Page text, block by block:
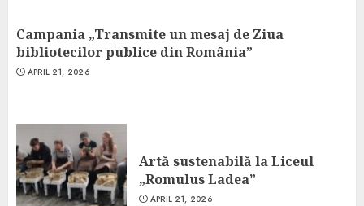
Campania „Transmite un mesaj de Ziua
bibliotecilor publice din România”
APRIL 21, 2026
Artă sustenabilă la Liceul
„Romulus Ladea”
APRIL 21, 2026